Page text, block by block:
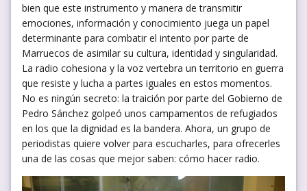
bien que este instrumento y manera de transmitir
emociones, información y conocimiento juega un papel
determinante para combatir el intento por parte de
Marruecos de asimilar su cultura, identidad y singularidad.
La radio cohesiona y la voz vertebra un territorio en guerra
que resiste y lucha a partes iguales en estos momentos.
No es ningún secreto: la traición por parte del Gobierno de
Pedro Sánchez golpeó unos campamentos de refugiados
en los que la dignidad es la bandera. Ahora, un grupo de
periodistas quiere volver para escucharles, para ofrecerles
una de las cosas que mejor saben: cómo hacer radio.